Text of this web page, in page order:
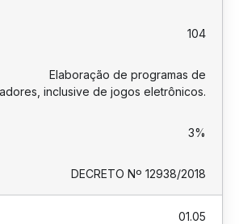
104
Elaboração de programas de
inclusive de jogos eletrônicos.
3%
DECRETO Nº 12938/2018
01.05